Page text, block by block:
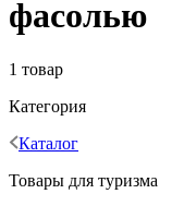
фасолью
1 товар
Категория
Каталог
Товары для туризма